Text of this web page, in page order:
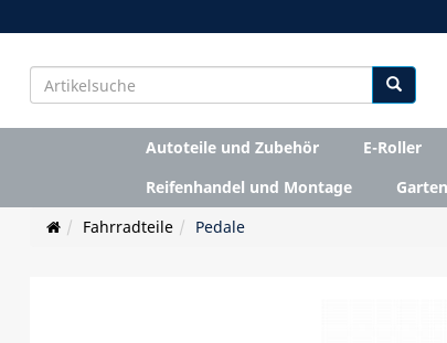
Autoteile und Zubehör E-Roller
Reifenhandel und Montage
Fahrradteile
Pedale